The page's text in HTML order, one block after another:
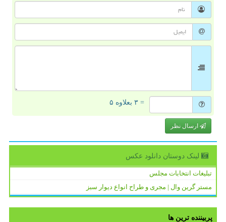
= ۳ بعلاوه ۵
ارسال نظر
لینک دوستان دانلود عكس
تبلیغات انتخابات مجلس
مستر گرین وال | مجری و طراح انواع دیوار سبز
پربیننده ترین ها